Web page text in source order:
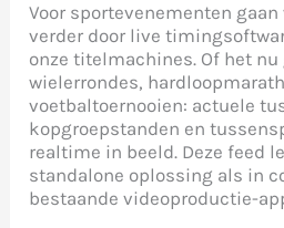
Voor sportevenementen gaan
verder door live
onze titelmachines. Of het nu
wielerrondes,
voetbaltoernooien: actuele
kopgroepstanden en
realtime in beeld. Deze feed
standalone oplossing als in
bestaande videoproductie-